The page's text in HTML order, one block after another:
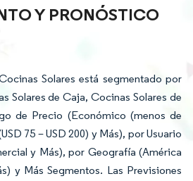
Y PRONÓSTICO
Solares está segmentado por
Solares de Caja, Cocinas Solares de
de Precio (Económico (menos de
75 – USD 200) y Más), por Usuario
y Más), por Geografía (América
y Más Segmentos. Las Previsiones